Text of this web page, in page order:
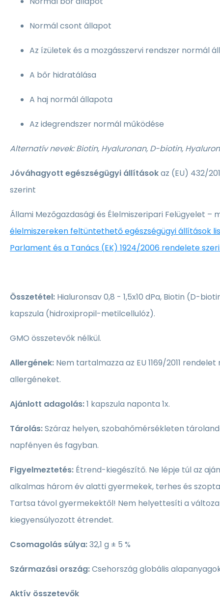
Normál csont állapot
Az ízületek és a mozgásszervi rendszer normál
A bőr hidratálása
A haj normál állapota
Az idegrendszer normál működése
Alternatív nevek: Biotin, Hyaluronan, D-biotin,
Jóváhagyott egészségügyi állításokaz (EU) 432/
szerint
Állami Mezőgazdasági és Élelmiszeripari Felügyelet –
élelmiszereken feltüntethető egészségügyi állítások
Parlament és a Tanács (EK) 1924/2006 rendelete
Összetétel: Hialuronsav 0,8 - 1,5x10 dPa, Biotin (D-
kapszula (hidroxipropil-metilcellulóz).
GMO összetevők nélkül.
Allergének: Nem tartalmazza az EU 1169/2011
allergéneket.
Ajánlott adagolás:1 kapszula naponta 1x.
Tárolás:Száraz helyen, szobahőmérsékleten
napfényen és fagyban.
Figyelmeztetés: Étrend-kiegészítő. Ne lépje túl az
alkalmas három év alatti gyermekek, terhes és
Tartsa távol gyermekektől! Nem helyettesíti a
kiegyensúlyozott étrendet.
Csomagolás súlya:32,1 g ± 5 %
Származási ország:Csehország globális
Aktív összetevők